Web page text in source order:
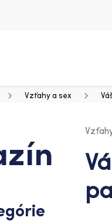
Vzťahy a sex